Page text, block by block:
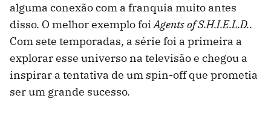
alguma conexão com a franquia muito antes
disso. O melhor exemplo foiAgents of S.H.I.E.L.D..
Com sete temporadas, a série foi a primeira a
explorar esse universo na televisão e chegou a
inspirar a tentativa de um spin-off que prometia
ser um grande sucesso.